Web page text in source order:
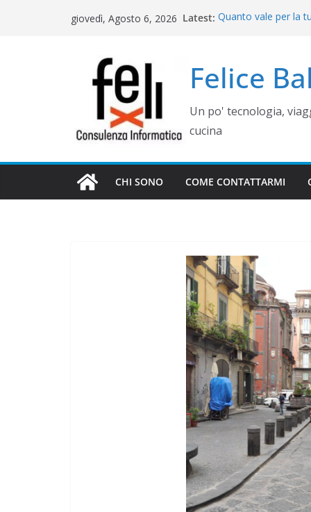
giovedì, Agosto 6, 2026 Latest: Quanto vale per la
Rimettere in
Campania
Controllo operativo
gestionale su
Felice
Un po' tecnologia,
cucina
CHI SONO COME CONTATTARMI
WEB E COMUNICAZIONE
COME
CAMPAGNA
1 Ottobre 2021 Felice